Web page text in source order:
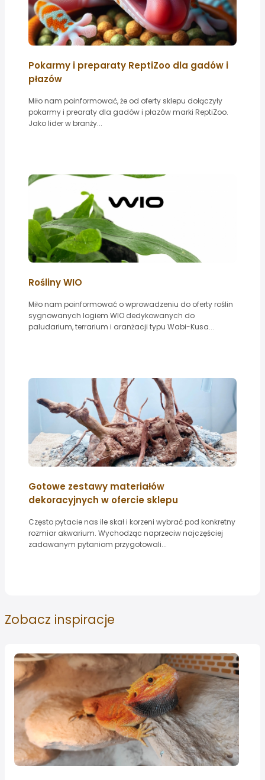
Pokarmy i preparaty ReptiZoo dla gadów i
płazów
Miło nam poinformować, że od oferty sklepu dołączyły
pokarmy i prearaty dla gadów i płazów marki ReptiZoo.
Jako lider w branży...
Rośliny WIO
Miło nam poinformować o wprowadzeniu do oferty roślin
sygnowanych logiem WIO dedykowanych do
paludarium, terrarium i aranżacji typu Wabi-Kusa...
Gotowe zestawy materiałów
dekoracyjnych w ofercie sklepu
Często pytacie nas ile skał i korzeni wybrać pod konkretny
rozmiar akwarium. Wychodząc naprzeciw najczęściej
zadawanym pytaniom przygotowali...
Zobacz inspiracje